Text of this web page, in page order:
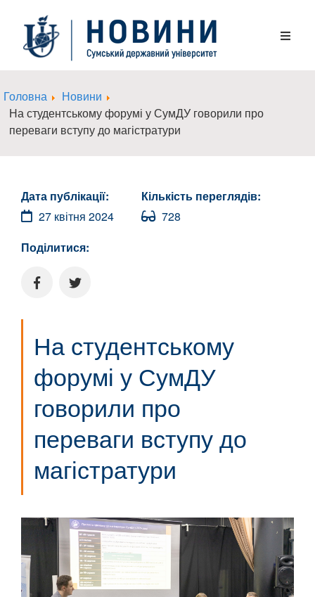
Головна
Новини
На студентському форумі у СумДУ говорили про
переваги вступу до магістратури
Дата публікації:
27 квітня 2024
Кількість переглядів:
728
Поділитися:
На студентському
форумі у СумДУ
говорили про
переваги вступу до
магістратури